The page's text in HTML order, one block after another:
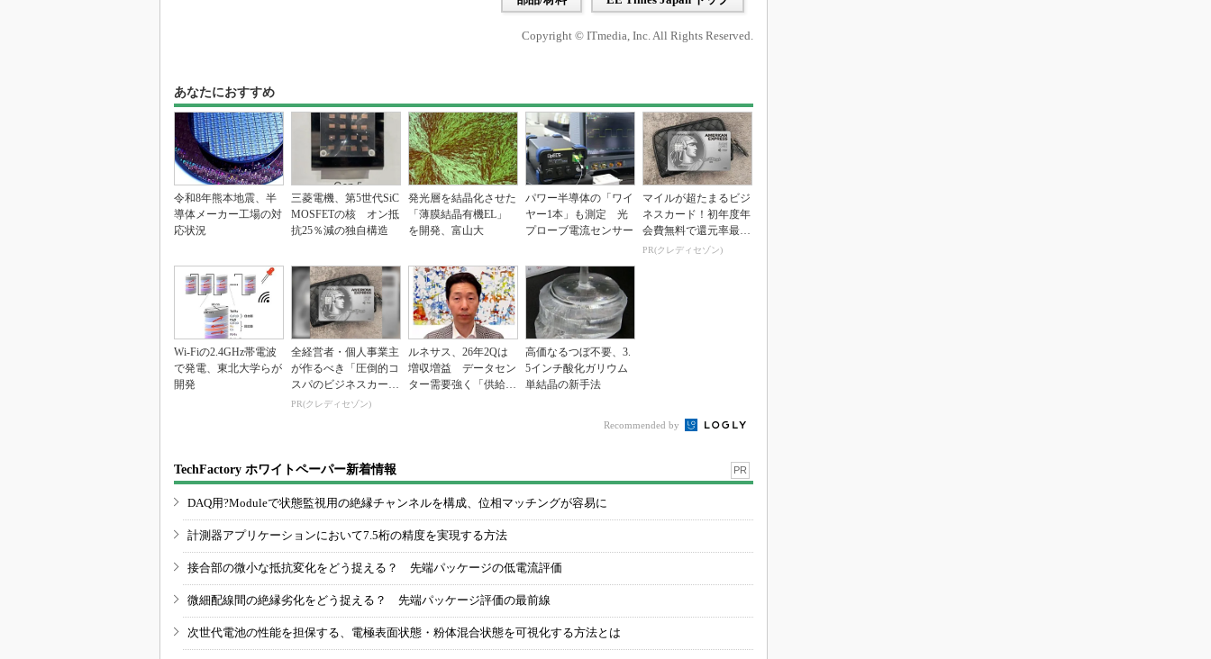
Copyright © ITmedia, Inc. All Rights Reserved.
あなたにおすすめ
令和8年熊本地震、半
導体メーカー工場の対
応状況
三菱電機、第5世代SiC
MOSFETの核 オン抵
抗25％減の独自構造
発光層を結晶化させた
「薄膜結晶有機EL」
を開発、富山大
パワー半導体の「ワイ
ヤー1本」も測定 光
プローブ電流センサー
マイルが超たまるビジ
ネスカード！初年度年
会費無料で還元率最大
1.125%
PR(クレディセゾン)
Wi-Fiの2.4GHz帯電波
で発電、東北大学らが
開発
全経営者・個人事業主
が作るべき「圧倒的コ
スパのビジネスカー
ド」
PR(クレディセゾン)
ルネサス、26年2Qは
増収増益 データセン
ター需要強く「供給は
高価なるつぼ不要、3.
5インチ酸化ガリウム
単結晶の新手法
Recommended by
TechFactory ホワイトペーパー新着情報 PR
DAQ用?Moduleで状態監視用の絶縁チャンネルを構成、位相マッチングが容易に
計測器アプリケーションにおいて7.5桁の精度を実現する方法
接合部の微小な抵抗変化をどう捉える？ 先端パッケージの低電流評価
微細配線間の絶縁劣化をどう捉える？ 先端パッケージ評価の最前線
次世代電池の性能を担保する、電極表面状態・粉体混合状態を可視化する方法とは